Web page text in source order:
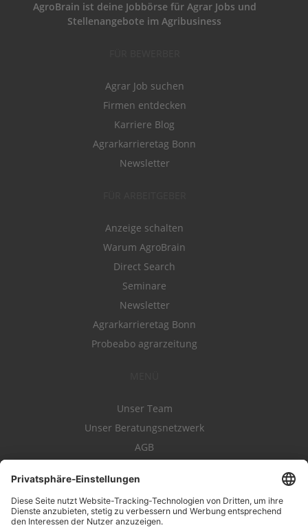
AgroBrain ist deine Jobbörse für Agrar Jobs und
Stellenangebote im Agribusiness
Agrar Job suchen
Firmen entdecken
Karriere Blog
Agrarkarrieretag Bonn
Newsletter
Anzeige schalten
Warum AgroBrain
Direct Search
Seminare
Newsletter
Agrarkarrieretag Bonn
Probeabo agrarzeitung
Unser Team
Unser Beratungsnetzwerk
AGB
Datenschutz
Impressum
Kontakt